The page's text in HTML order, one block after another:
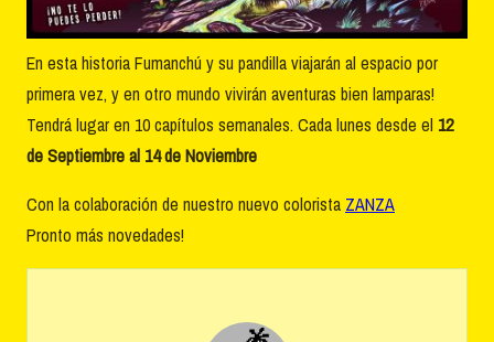
En esta historia Fumanchú y su pandilla viajarán al espacio por
primera vez, y en otro mundo vivirán aventuras bien lamparas!
Tendrá lugar en 10 capítulos semanales. Cada lunes desde el 12
de Septiembre al 14 de Noviembre
Con la colaboración de nuestro nuevo colorista ZANZA
Pronto más novedades!